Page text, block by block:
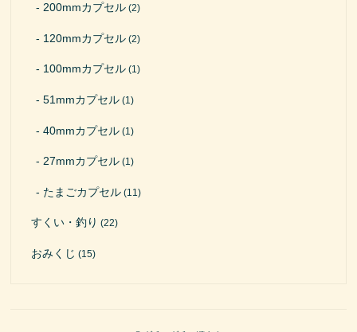
200mmカプセル (2)
120mmカプセル (2)
100mmカプセル (1)
51mmカプセル (1)
40mmカプセル (1)
27mmカプセル (1)
たまごカプセル (11)
すくい・釣り (22)
おみくじ (15)